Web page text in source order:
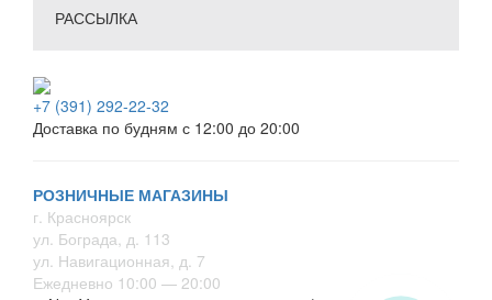
РАССЫЛКА
+7 (391) 292-22-32
Доставка по будням с 12:00 до 20:00
РОЗНИЧНЫЕ МАГАЗИНЫ
г. Красноярск
ул. Бограда, д. 113
ул. Навигационная, д. 7
Ежедневно 10:00 — 20:00